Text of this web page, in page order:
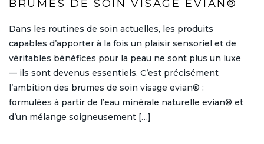
BRUMES DE SOIN VISAGE EVIAN®
Dans les routines de soin actuelles, les produits
capables d’apporter à la fois un plaisir sensoriel et de
véritables bénéfices pour la peau ne sont plus un luxe
— ils sont devenus essentiels. C’est précisément
l’ambition des brumes de soin visage evian® :
formulées à partir de l’eau minérale naturelle evian® et
d’un mélange soigneusement […]